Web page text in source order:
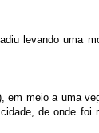
levando uma
em meio a uma
de onde foi